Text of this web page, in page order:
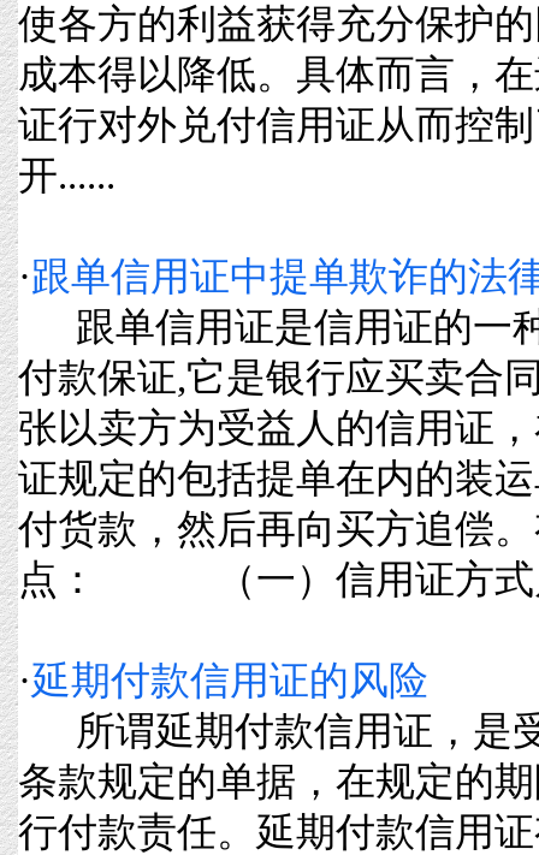
使各方的利益获得充分保护
成本得以降低。具体而言，
证行对外兑付信用证从而控
开......
·跟单信用证中提单欺诈的法
跟单信用证是信用证的一
付款保证,它是银行应买卖合
张以卖方为受益人的信用证
证规定的包括提单在内的装
付货款，然后再向买方追偿
点： （一）信用证方式
·延期付款信用证的风险
所谓延期付款信用证，是
条款规定的单据，在规定的
行付款责任。延期付款信用